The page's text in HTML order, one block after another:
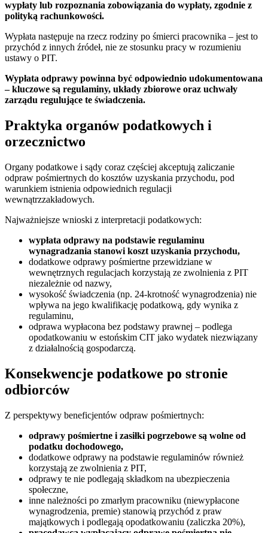
wypłaty lub rozpoznania zobowiązania do wypłaty, zgodnie z
polityką rachunkowości.
Wypłata następuje na rzecz rodziny po śmierci pracownika – jest to
przychód z innych źródeł, nie ze stosunku pracy w rozumieniu
ustawy o PIT.
Wypłata odprawy powinna być odpowiednio udokumentowana
– kluczowe są regulaminy, układy zbiorowe oraz uchwały
zarządu regulujące te świadczenia.
Praktyka organów podatkowych i
orzecznictwo
Organy podatkowe i sądy coraz częściej akceptują zaliczanie
odpraw pośmiertnych do kosztów uzyskania przychodu, pod
warunkiem istnienia odpowiednich regulacji
wewnątrzzakładowych.
Najważniejsze wnioski z interpretacji podatkowych:
wypłata odprawy na podstawie regulaminu
wynagradzania stanowi koszt uzyskania przychodu,
dodatkowe odprawy pośmiertne przewidziane w
wewnętrznych regulacjach korzystają ze zwolnienia z PIT
niezależnie od nazwy,
wysokość świadczenia (np. 24-krotność wynagrodzenia) nie
wpływa na jego kwalifikację podatkową, gdy wynika z
regulaminu,
odprawa wypłacona bez podstawy prawnej – podlega
opodatkowaniu w estońskim CIT jako wydatek niezwiązany
z działalnością gospodarczą.
Konsekwencje podatkowe po stronie
odbiorców
Z perspektywy beneficjentów odpraw pośmiertnych:
odprawy pośmiertne i zasiłki pogrzebowe są wolne od
podatku dochodowego,
dodatkowe odprawy na podstawie regulaminów również
korzystają ze zwolnienia z PIT,
odprawy te nie podlegają składkom na ubezpieczenia
społeczne,
inne należności po zmarłym pracowniku (niewypłacone
wynagrodzenia, premie) stanowią przychód z praw
majątkowych i podlegają opodatkowaniu (zaliczka 20%),